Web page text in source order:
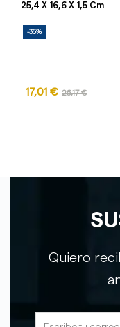
25,4 X 16,6 X 1,5 Cm
-35%
17,01 € 26,17 €
Quiero